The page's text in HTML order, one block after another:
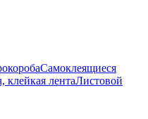
Самоклеящиеся
клейкая лентаЛистовой